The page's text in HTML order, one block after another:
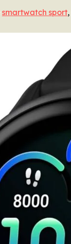
smartwatch sport